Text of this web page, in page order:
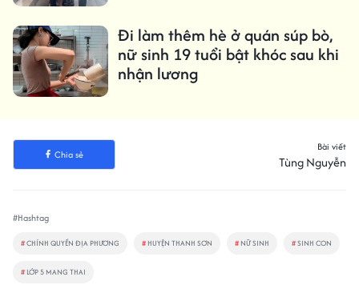
Đi làm thêm hè ở quán súp bò,
nữ sinh 19 tuổi bật khóc sau khi
nhận lương
Chia sẻ
Bài viết
Tùng Nguyễn
#Hashtag
#CHÍNH QUYỀN ĐỊA PHƯƠNG # HUYỆN THANH SƠN # NỮ SINH #SINH CON
# LỚP 5 MANG THAI